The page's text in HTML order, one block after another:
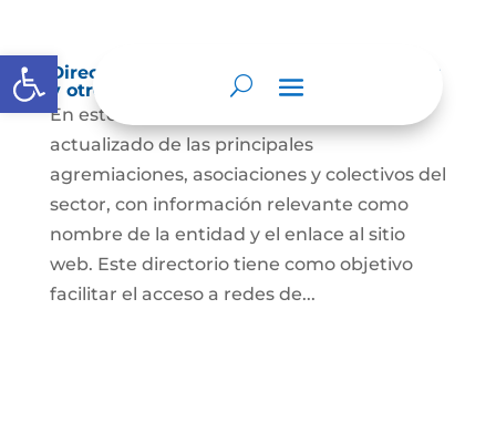
Abrir barra de herramientas
Directorio de agremiaciones, asociaciones
y otros grupos de interés
En este espacio encontrarás el listado
actualizado de las principales
agremiaciones, asociaciones y colectivos del
sector, con información relevante como
nombre de la entidad y el enlace al sitio
web. Este directorio tiene como objetivo
facilitar el acceso a redes de...